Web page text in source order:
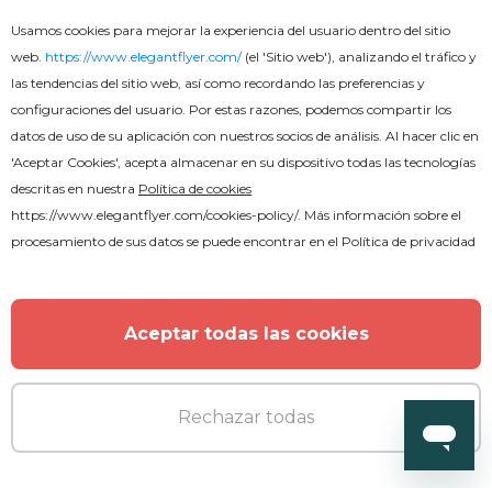
Usamos cookies para mejorar la experiencia del usuario dentro del sitio
web. https://www.elegantflyer.com/(el 'Sitio web'), analizando el tráfico y
las tendencias del sitio web, así como recordando las preferencias y
configuraciones del usuario. Por estas razones, podemos compartir los
datos de uso de su aplicación con nuestros socios de análisis. Al hacer clic en
'Aceptar Cookies', acepta almacenar en su dispositivo todas las tecnologías
descritas en nuestra Política de cookies
https://www.elegantflyer.com/cookies-policy/. Más información sobre el
procesamiento de sus datos se puede encontrar en el Política de privacidad
Aceptar todas las cookies
Rechazar todas